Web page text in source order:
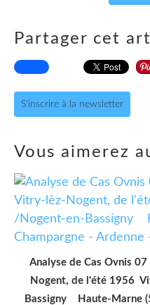
Partager cet
S'inscrire à la newsletter
Vous aimerez
Analyse de Cas Ovnis
Nogent, de l'été 1956
Bassigny Haute-Marne